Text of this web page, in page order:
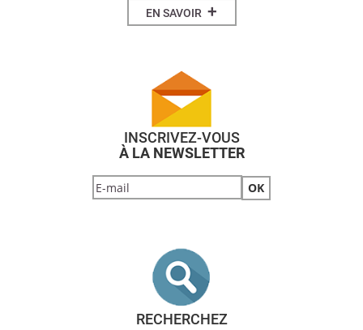
EN SAVOIR +
INSCRIVEZ-VOUS
À LA NEWSLETTER
RECHERCHEZ